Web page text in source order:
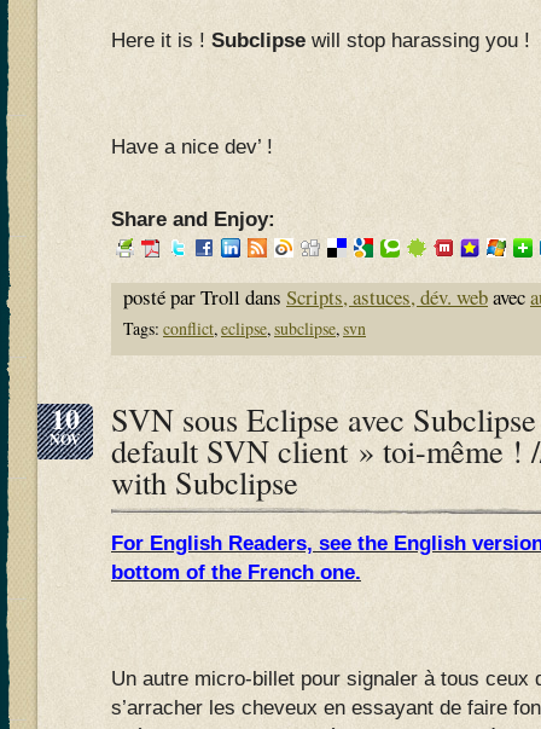
Here it is ! Subclipse will stop harassing you !
Have a nice dev’ !
Share and Enjoy:
posté par Troll dans Scripts, astuces, dév. webavec
Tags: conflict,eclipse,subclipse,svn
10
NOV SVN sous Eclipse avec
default SVN client » toi-même !
with Subclipse
For English Readers, see the English
bottom of the French one.
Un autre micro-billet pour signaler à tous ceux
s’arracher les cheveux en essayant de faire